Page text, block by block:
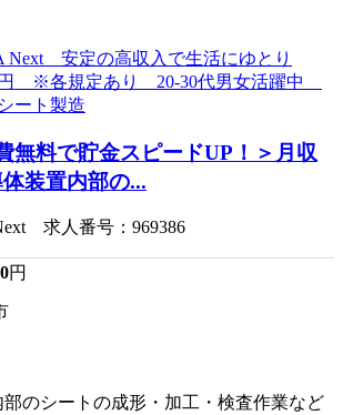
無料で貯金スピードUP！＞月収
装置内部の...
求人番号：969386
円
のシートの成形・加工・検査作業など